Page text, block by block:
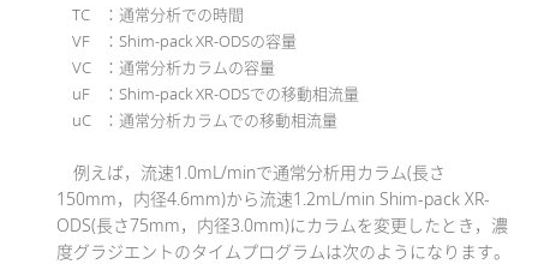
TC
：通常分析での時間
VF
：Shim-pack XR-ODSの容量
VC
：通常分析カラムの容量
uF
：Shim-pack XR-ODSでの移動相流量
uC
：通常分析カラムでの移動相流量
例えば，流速1.0mL/minで通常分析用カラム(長さ
150mm，内径4.6mm)から流速1.2mL/min Shim-pack XR-
ODS(長さ75mm，内径3.0mm)にカラムを変更したとき，濃
度グラジエントのタイムプログラムは次のようになります。